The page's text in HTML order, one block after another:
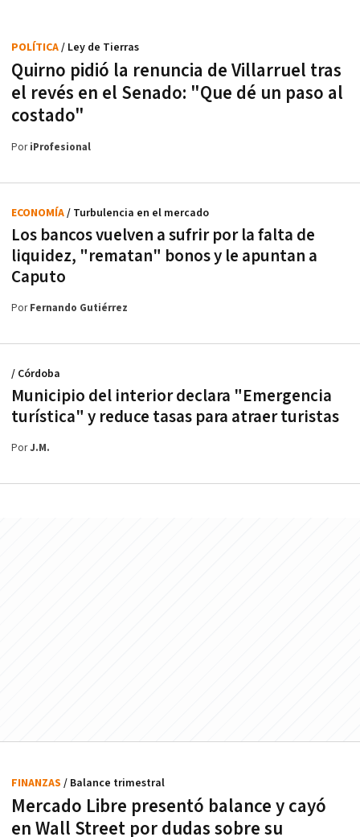
Quirno pidió la renuncia de Villarruel tras
el revés en el Senado: "Que dé un paso al
costado"
POLÍTICA/ Ley de Tierras
PoriProfesional
Los bancos vuelven a sufrir por la falta de
liquidez, "rematan" bonos y le apuntan a
Caputo
ECONOMÍA/ Turbulencia en el mercado
PorFernando Gutiérrez
Municipio del interior declara "Emergencia
turística" y reduce tasas para atraer turistas
/ Córdoba
PorJ.M.
Mercado Libre presentó balance y cayó
en Wall Street por dudas sobre su
FINANZAS / Balance trimestral